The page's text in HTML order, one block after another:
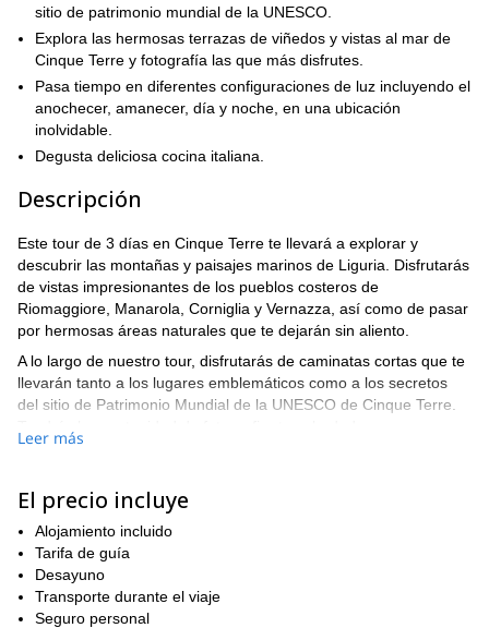
sitio de patrimonio mundial de la UNESCO.
Explora las hermosas terrazas de viñedos y vistas al mar de
Cinque Terre y fotografía las que más disfrutes.
Pasa tiempo en diferentes configuraciones de luz incluyendo el
anochecer, amanecer, día y noche, en una ubicación
inolvidable.
Degusta deliciosa cocina italiana.
Descripción
Este tour de 3 días en Cinque Terre te llevará a explorar y
descubrir las montañas y paisajes marinos de Liguria. Disfrutarás
de vistas impresionantes de los pueblos costeros de
Riomaggiore, Manarola, Corniglia y Vernazza, así como de pasar
por hermosas áreas naturales que te dejarán sin aliento.
A lo largo de nuestro tour, disfrutarás de caminatas cortas que te
llevarán tanto a los lugares emblemáticos como a los secretos
del sitio de Patrimonio Mundial de la UNESCO de Cinque Terre.
diferentes configuraciones de luz, y también de disfrutar de la
Este tour está destinado para entusiastas del senderismo con
algunos conocimientos de fotografía. Físicamente, no es
exigente, sin embargo, necesitarás tener algo de conocimiento
técnico y equipo fotográfico para el lado expresivo de la
aventura. Por supuesto, serás guiado profesionalmente en todo
momento.
Leer más
El precio incluye
Alojamiento incluido
Tarifa de guía
Desayuno
Transporte durante el viaje
Seguro personal